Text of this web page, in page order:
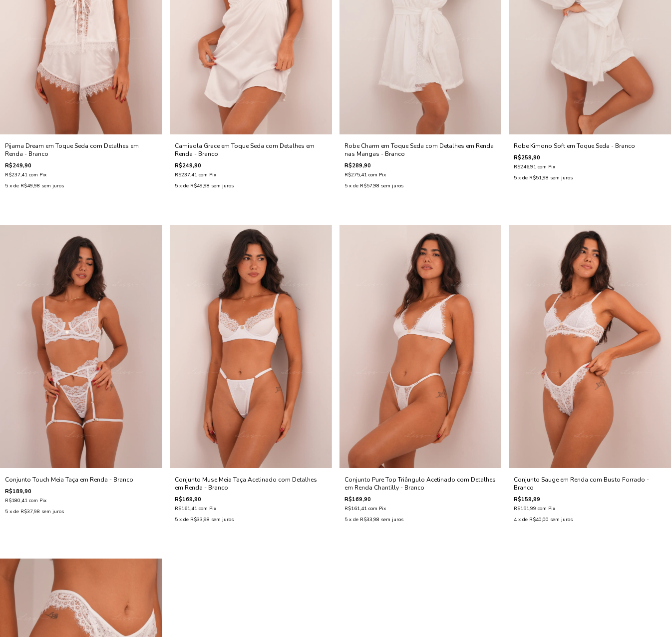
Pijama Dream em Toque Seda com Detalhes em
Renda - Branco
R$249,90
R$237,41 com Pix
5 x de R$49,98 sem juros
Camisola Grace em Toque Seda com Detalhes em
Renda - Branco
R$249,90
R$237,41 com Pix
5 x de R$49,98 sem juros
Robe Charm em Toque Seda com Detalhes em Renda
nas Mangas - Branco
R$289,90
R$275,41 com Pix
5 x de R$57,98 sem juros
Robe Kimono Soft em Toque Seda - Branco
R$259,90
R$246,91com Pix
5 x de R$51,98 sem juros
Conjunto Touch Meia Taça em Renda - Branco
R$189,90
R$180,41 com Pix
5 x de R$37,98 sem juros
Conjunto Muse Meia Taça Acetinado com Detalhes
em Renda - Branco
R$169,90
R$161,41 com Pix
5 x de R$33,98 sem juros
Conjunto Pure Top Triângulo Acetinado com Detalhes
em Renda Chantilly - Branco
R$169,90
R$161,41 com Pix
5 x de R$33,98 sem juros
Conjunto Sauge em Renda com Busto Forrado -
Branco
R$159,99
R$151,99com Pix
4 x de R$40,00 sem juros